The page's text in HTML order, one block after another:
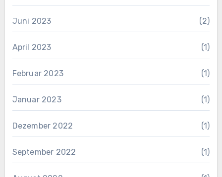
Juni 2023 (2)
April 2023 (1)
Februar 2023 (1)
Januar 2023 (1)
Dezember 2022 (1)
September 2022 (1)